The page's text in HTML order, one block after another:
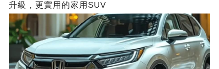
升級，更實用的家用SUV